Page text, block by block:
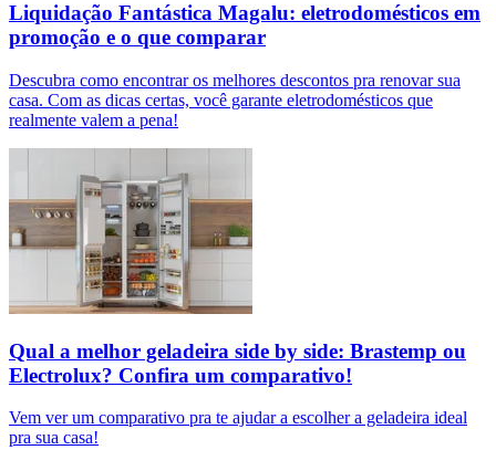
Liquidação Fantástica Magalu: eletrodomésticos em
promoção e o que comparar
Descubra como encontrar os melhores descontos pra renovar sua
casa. Com as dicas certas, você garante eletrodomésticos que
realmente valem a pena!
Qual a melhor geladeira side by side: Brastemp ou
Electrolux​? Confira um comparativo!
Vem ver um comparativo pra te ajudar a escolher a geladeira ideal
pra sua casa!